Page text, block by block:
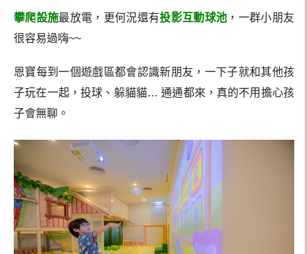
攀爬設施最放電，更何況還有投影互動球池 ，一群小朋友
很容易過嗨~~
恩寶每到一個遊戲區都會認識新朋友，一下子就和其他孩
子玩在一起，投球、躲貓貓… 通通都來，真的不用擔心孩
子會無聊。